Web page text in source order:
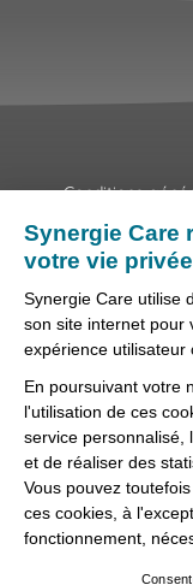
Conditions
Synergie Care,
la délégation de